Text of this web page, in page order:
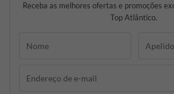
Receba as melhores ofertas e promoções
Top Atlântico.